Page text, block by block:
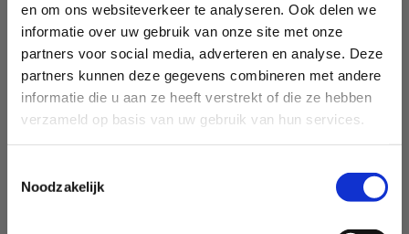
en om ons websiteverkeer te analyseren. Ook delen we
informatie over uw gebruik van onze site met onze
partners voor social media, adverteren en analyse. Deze
partners kunnen deze gegevens combineren met andere
informatie die u aan ze heeft verstrekt of die ze hebben
verzameld op basis van uw gebruik van hun services.
Noodzakelijk